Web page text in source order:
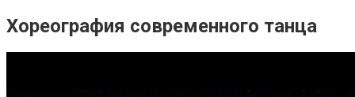
Хореография современного танца